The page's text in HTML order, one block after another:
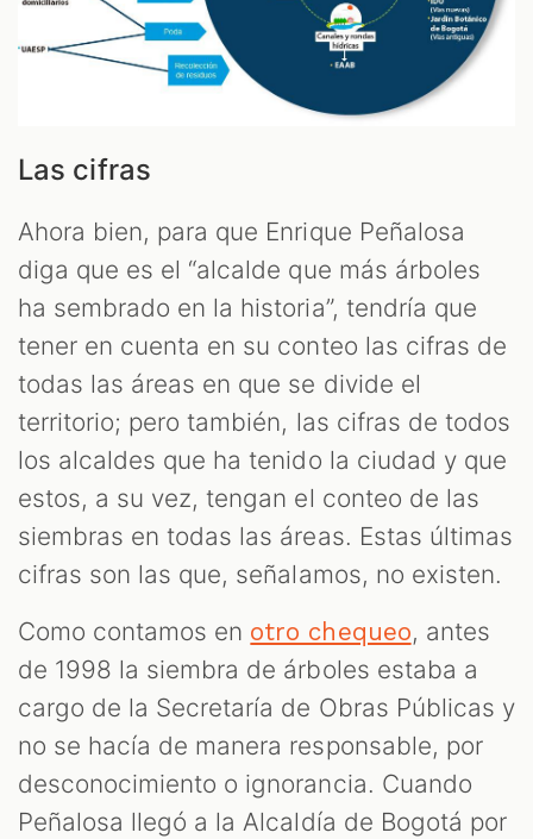
Las cifras
Ahora bien, para que Enrique Peñalosa
diga que es el “alcalde que más árboles
ha sembrado en la historia”, tendría que
tener en cuenta en su conteo las cifras de
todas las áreas en que se divide el
territorio; pero también, las cifras de todos
los alcaldes que ha tenido la ciudad y que
estos, a su vez, tengan el conteo de las
siembras en todas las áreas. Estas últimas
cifras son las que, señalamos, no existen.
Como contamos en otro chequeo, antes
de 1998 la siembra de árboles estaba a
cargo de la Secretaría de Obras Públicas y
no se hacía de manera responsable, por
desconocimiento o ignorancia. Cuando
Peñalosa llegó a la Alcaldía de Bogotá por